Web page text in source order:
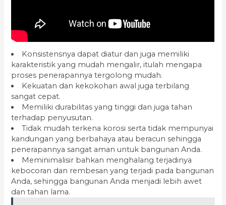
Konsistensnya dapat diatur dan juga memiliki
karakteristik yang mudah mengalir, itulah mengapa
proses penerapannya tergolong mudah.
Kekuatan dan kekokohan awal juga terbilang
sangat cepat.
Memiliki durabilitas yang tinggi dan juga tahan
terhadap penyusutan.
Tidak mudah terkena korosi serta tidak mempunyai
kandungan yang berbahaya atau beracun sehingga
penerapannya sangat aman untuk bangunan Anda.
Meminimalisir bahkan menghalang terjadinya
kebocoran dan rembesan yang terjadi pada bangunan
Anda, sehingga bangunan Anda menjadi lebih awet
dan tahan lama.